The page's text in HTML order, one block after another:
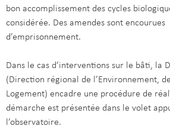
bon accomplissement des cycles
considérée. Des amendes sont
d’emprisonnement.
Dans le cas d’interventions sur le bâti, la
(Direction régional de l’Environnement,
Logement) encadre une procédure de
démarche est présentée dans le volet
l’observatoire.